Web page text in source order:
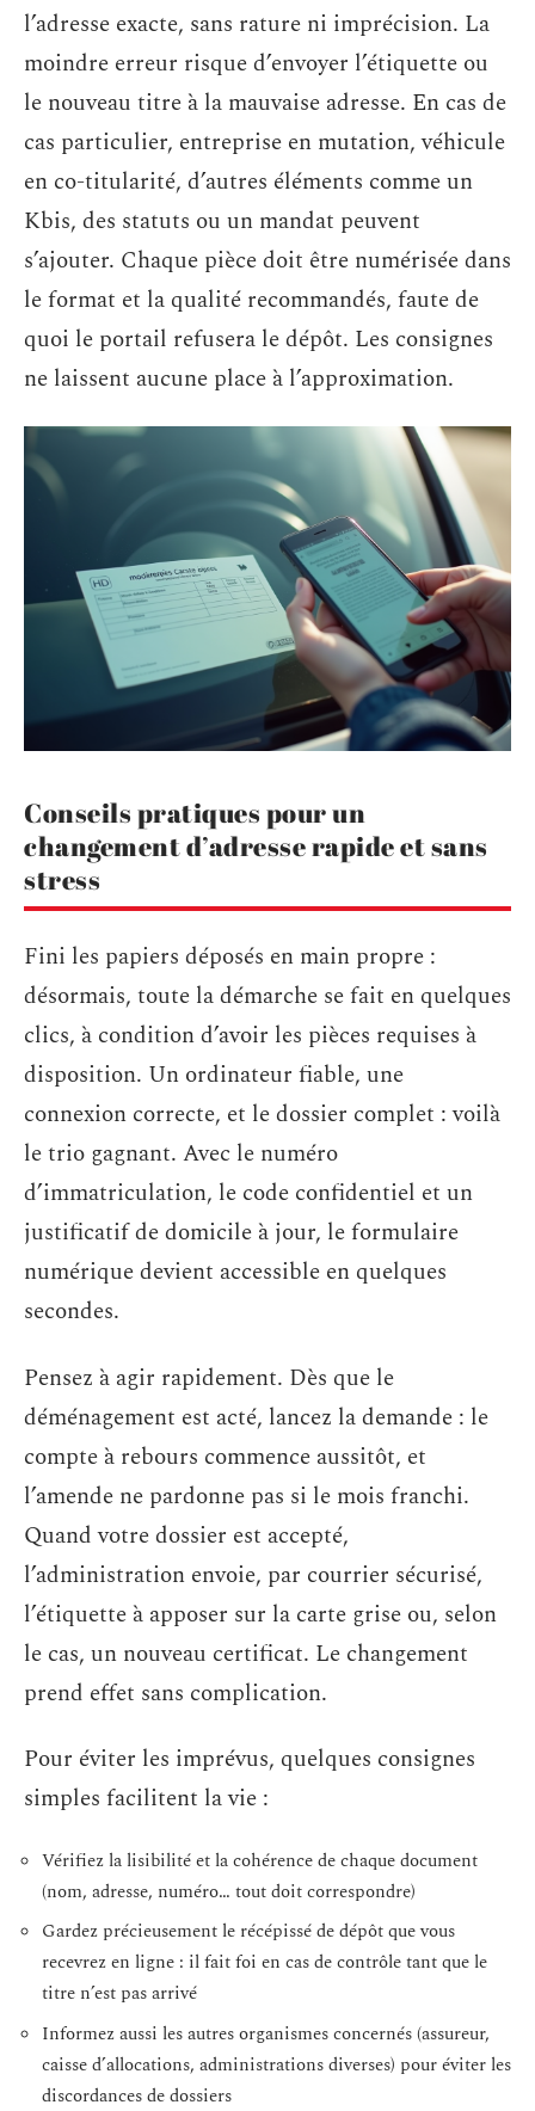
l’adresse exacte, sans rature ni imprécision. La
moindre erreur risque d’envoyer l’étiquette ou
le nouveau titre à la mauvaise adresse. En cas de
cas particulier, entreprise en mutation, véhicule
en co-titularité, d’autres éléments comme un
Kbis, des statuts ou un mandat peuvent
s’ajouter. Chaque pièce doit être numérisée dans
le format et la qualité recommandés, faute de
quoi le portail refusera le dépôt. Les consignes
ne laissent aucune place à l’approximation.
Conseils pratiques pour un
changement d’adresse rapide et sans
stress
Fini les papiers déposés en main propre :
désormais, toute la démarche se fait en quelques
clics, à condition d’avoir les pièces requises à
disposition. Un ordinateur fiable, une
connexion correcte, et le dossier complet : voilà
le trio gagnant. Avec le numéro
d’immatriculation, le code confidentiel et un
justificatif de domicile à jour, le formulaire
numérique devient accessible en quelques
secondes.
Pensez à agir rapidement. Dès que le
déménagement est acté, lancez la demande : le
compte à rebours commence aussitôt, et
l’amende ne pardonne pas si le mois franchi.
Quand votre dossier est accepté,
l’administration envoie, par courrier sécurisé,
l’étiquette à apposer sur la carte grise ou, selon
le cas, un nouveau certificat. Le changement
prend effet sans complication.
Pour éviter les imprévus, quelques consignes
simples facilitent la vie :
Vérifiez la lisibilité et la cohérence de chaque document
(nom, adresse, numéro… tout doit correspondre)
Gardez précieusement le récépissé de dépôt que vous
recevrez en ligne : il fait foi en cas de contrôle tant que le
titre n’est pas arrivé
Informez aussi les autres organismes concernés (assureur,
caisse d’allocations, administrations diverses) pour éviter les
discordances de dossiers